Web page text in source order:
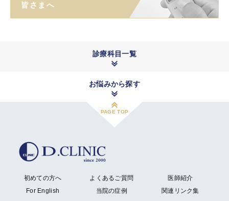
皆さまへ
診療科目一覧
お悩みから探す
PAGE TOP
初めての方へ よくあるご質問
医師紹介
For English
当院の症例 関連リンク集